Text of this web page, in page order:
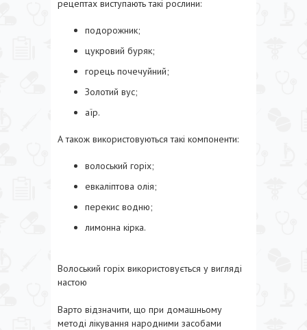
рецептах виступають такі рослини:
подорожник;
цукровий буряк;
горець почечуйний;
Золотий вус;
аїр.
А також використовуються такі компоненти:
волоський горіх;
евкаліптова олія;
перекис водню;
лимонна кірка.
Волоський горіх використовується у вигляді
настою
Варто відзначити, що при домашньому
методі лікування народними засобами